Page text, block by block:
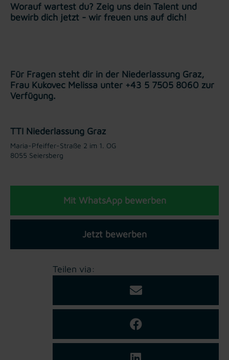
Worauf wartest du? Zeig uns dein Talent und
bewirb dich jetzt - wir freuen uns auf dich!
Für Fragen steht dir in der Niederlassung Graz,
Frau Kukovec Melissa unter +43 5 7505 8060 zur
Verfügung.
TTI Niederlassung Graz
Maria-Pfeiffer-Straße 2 im 1. OG
8055 Seiersberg
Mit WhatsApp bewerben
Jetzt bewerben
Teilen via: